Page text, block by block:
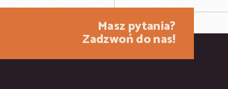
Masz pytania?
Zadzwoń do nas!